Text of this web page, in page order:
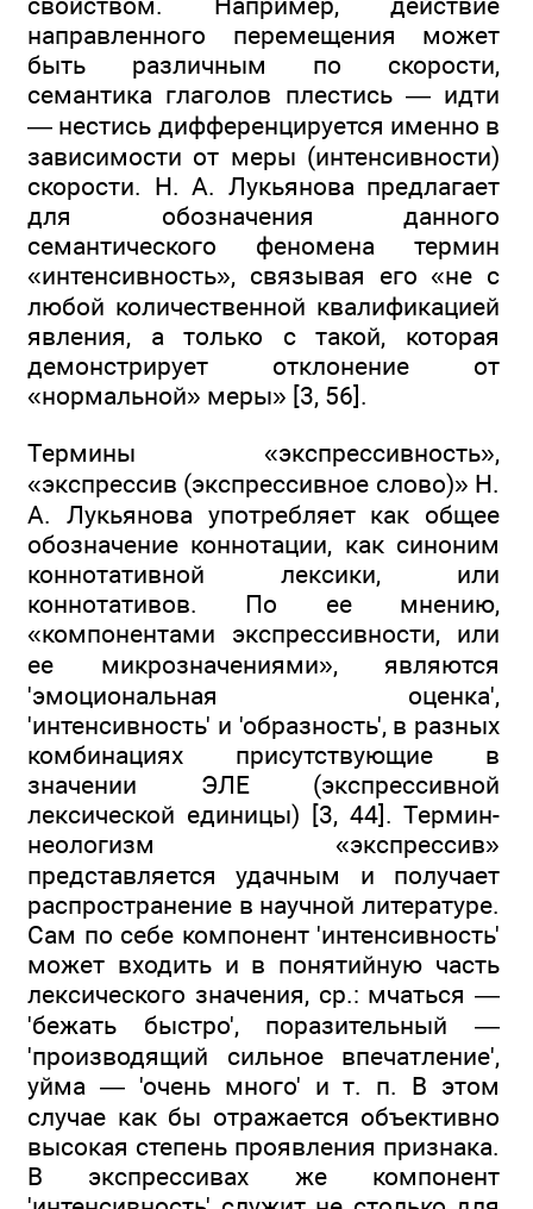
направленного перемещения может
быть различным по скорости,
семантика глаголов плестись — идти
— нестись дифференцируется именно в
зависимости от меры (интенсивности)
скорости. Н. А. Лукьянова предлагает
для обозначения данного
семантического феномена термин
«интенсивность», связывая его «не с
любой количественной квалификацией
явления, а только с такой, которая
демонстрирует отклонение от
«нормальной» меры» [3, 56].
Термины «экспрессивность»,
«экспрессив (экспрессивное слово)» Н.
А. Лукьянова употребляет как общее
обозначение коннотации, как синоним
коннотативной лексики, или
коннотативов. По ее мнению,
«компонентами экспрессивности, или
ее микрозначениями», являются
'эмоциональная оценка',
'интенсивность' и 'образность', в разных
комбинациях присутствующие в
значении ЭЛЕ (экспрессивной
лексической единицы) [3, 44]. Термин-
неологизм «экспрессив»
представляется удачным и получает
распространение в научной литературе.
Сам по себе компонент 'интенсивность'
может входить и в понятийную часть
лексического значения, ср.: мчаться —
'бежать быстро', поразительный —
'производящий сильное впечатление',
уйма — 'очень много' и т. п. В этом
случае как бы отражается объективно
высокая степень проявления признака.
В экспрессивах же компонент